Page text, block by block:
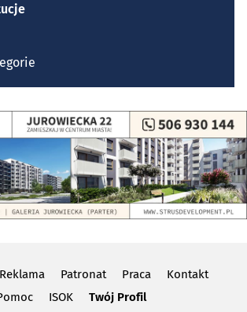
Reklama Patronat Praca
Kontakt
ISOK Twój Profil